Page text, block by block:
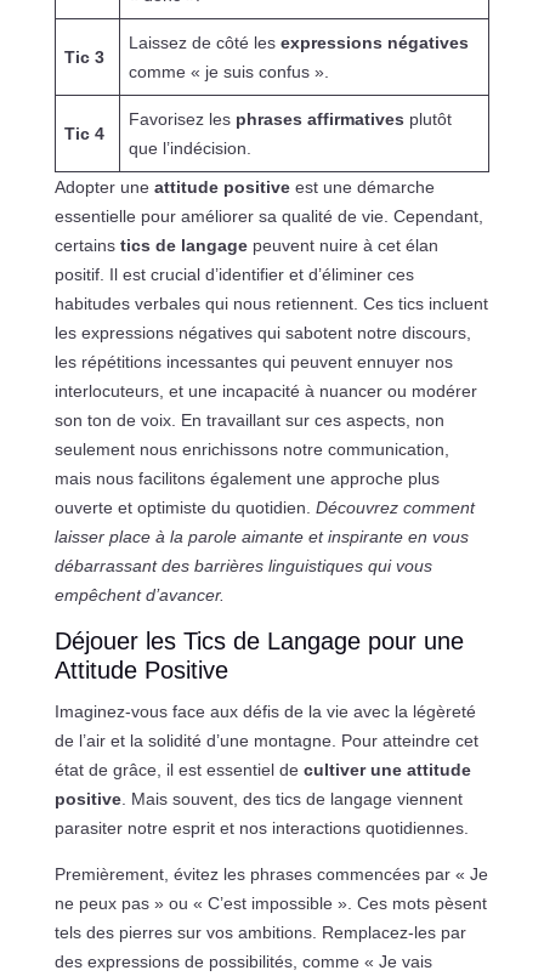
Tic 3
Laissez de côté les expressions négatives
comme « je suis confus ».
Tic 4
Favorisez les phrases affirmatives plutôt
que l’indécision.
Adopter une attitude positiveest une démarche
essentielle pour améliorer sa qualité de vie. Cependant,
certains tics de langagepeuvent nuire à cet élan
positif. Il est crucial d’identifier et d’éliminer ces
habitudes verbales qui nous retiennent. Ces tics incluent
les expressions négatives qui sabotent notre discours,
les répétitions incessantes qui peuvent ennuyer nos
interlocuteurs, et une incapacité à nuancer ou modérer
son ton de voix. En travaillant sur ces aspects, non
seulement nous enrichissons notre communication,
mais nous facilitons également une approche plus
ouverte et optimiste du quotidien. Découvrez comment
laisser place à la parole aimante et inspirante en vous
débarrassant des barrières linguistiques qui vous
empêchent d’avancer.
Déjouer les Tics de Langage pour une
Attitude Positive
Imaginez-vous face aux défis de la vie avec la légèreté
de l’air et la solidité d’une montagne. Pour atteindre cet
état de grâce, il est essentiel de cultiver une attitude
positive. Mais souvent, des tics de langage viennent
parasiter notre esprit et nos interactions quotidiennes.
Premièrement, évitez les phrases commencées par « Je
ne peux pas » ou « C’est impossible ». Ces mots pèsent
tels des pierres sur vos ambitions. Remplacez-les par
des expressions de possibilités, comme « Je vais